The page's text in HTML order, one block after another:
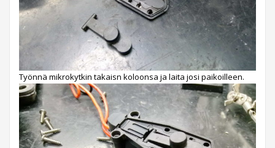
Työnnä mikrokytkin takaisn koloonsa ja laita josi paikoilleen.